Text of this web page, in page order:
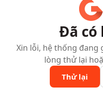
Đã có
Xin lỗi, hệ thống đang
lòng thử lại
Thử lại